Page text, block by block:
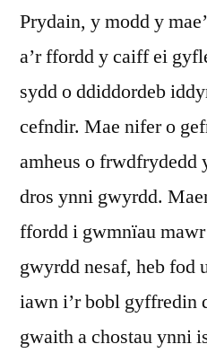
Prydain, y modd y
a’r ffordd y caiff ei
sydd o ddiddordeb
cefndir. Mae nifer o
amheus o
dros ynni gwyrdd.
ffordd i gwmnïau
gwyrdd nesaf, heb fod
iawn i’r bobl gyffredin
gwaith a chostau ynni